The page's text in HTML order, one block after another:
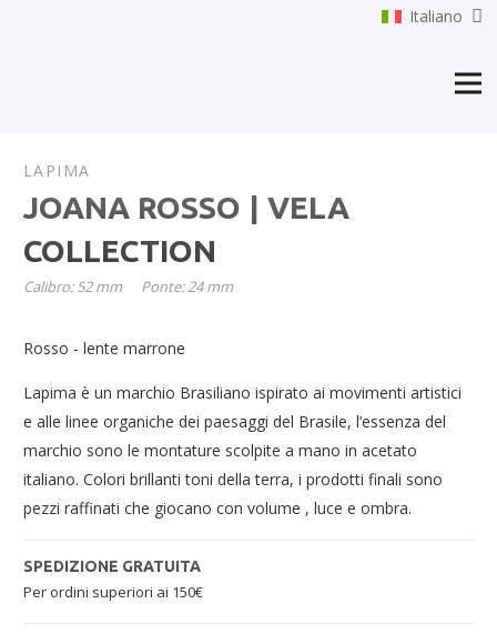
Italiano
LAPIMA
JOANA ROSSO | VELA
COLLECTION
Calibro:52mm Ponte:24mm
Rosso - lente marrone
Lapima è un marchio Brasiliano ispirato ai movimenti artistici
e alle linee organiche dei paesaggi del Brasile, l’essenza del
marchio sono le montature scolpite a mano in acetato
italiano. Colori brillanti toni della terra, i prodotti finali sono
pezzi raffinati che giocano con volume , luce e ombra.
SPEDIZIONE GRATUITA
Per ordini superiori ai 150€